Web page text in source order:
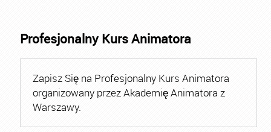
Profesjonalny Kurs Animatora
Zapisz Się na Profesjonalny Kurs Animatora
organizowany przez Akademię Animatora z
Warszawy.